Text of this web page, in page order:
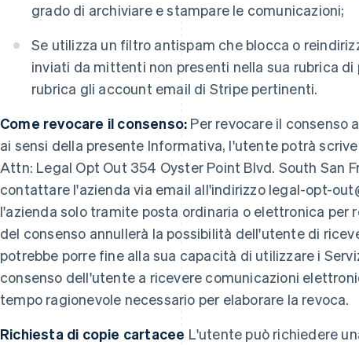
grado di archiviare e stampare le comunicazioni;
Se utilizza un filtro antispam che blocca o
inviati da mittenti non presenti nella sua rubrica
rubrica gli account email di Stripe pertinenti.
Come revocare il consenso: Per revocare il consenso
ai sensi della presente Informativa, l'utente potrà
Attn: Legal Opt Out 354 Oyster Point Blvd. South San
contattare l'azienda via email all'indirizzo legal-opt-
l'azienda solo tramite posta ordinaria o elettronica per
del consenso annullerà la possibilità dell'utente di
potrebbe porre fine alla sua capacità di utilizzare i
consenso dell'utente a ricevere comunicazioni
tempo ragionevole necessario per elaborare la revoca.
Richiesta di copie cartacee L'utente può richiedere